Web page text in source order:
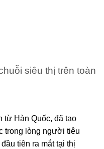
siêu thị trên toàn
từ Hàn Quốc, đã tạo
trong lòng người tiêu
tiên ra mắt tại thị